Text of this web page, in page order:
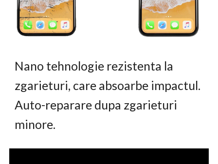
Nano tehnologie rezistenta la
zgarieturi, care absoarbe impactul.
Auto-reparare dupa zgarieturi
minore.